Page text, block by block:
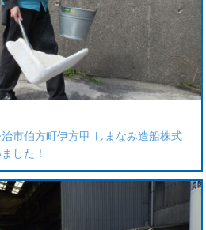
市伯方町伊方甲 しまなみ造船株式
した！